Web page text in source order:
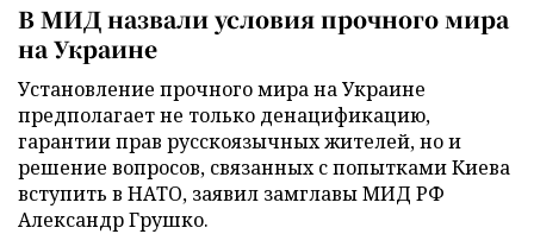
В МИД назвали условия прочного мира
на Украине
Установление прочного мира на Украине
предполагает не только денацификацию,
гарантии прав русскоязычных жителей, но и
решение вопросов, связанных с попытками Киева
вступить в НАТО, заявил замглавы МИД РФ
Александр Грушко.